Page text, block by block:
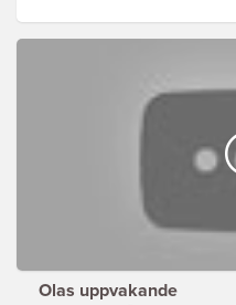
Olas uppvakande